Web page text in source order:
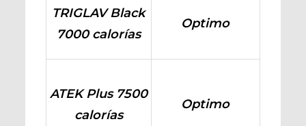
TRIGLAV Black
7000 calorías
Optimo
ATEK Plus 7500
calorías
Optimo